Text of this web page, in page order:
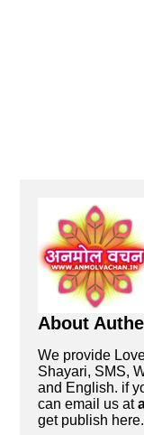
About
We provide
Shayari, SMS,
and English. if
can email us at
get publish here.